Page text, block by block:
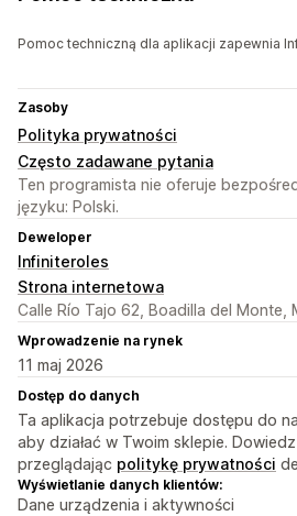
Pomoc techniczną dla aplikacji zapewnia
Zasoby
Polityka prywatności
Często zadawane pytania
Ten programista nie oferuje
języku: Polski.
Deweloper
Infiniteroles
Strona internetowa
Calle Río Tajo 62, Boadilla del Monte,
Wprowadzenie na rynek
11 maj 2026
Dostęp do danych
Ta aplikacja potrzebuje dostępu do
aby działać w Twoim sklepie.
przeglądając politykę prywatności
Wyświetlanie danych klientów:
Dane urządzenia i aktywności